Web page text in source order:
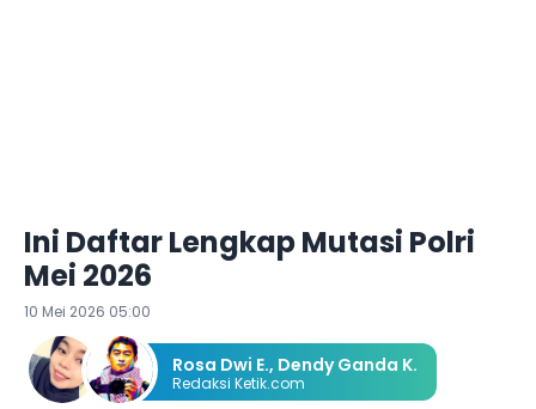
Ini Daftar Lengkap Mutasi Polri
Mei 2026
10 Mei 2026 05:00
Rosa Dwi E., Dendy Ganda K.
Redaksi Ketik.com